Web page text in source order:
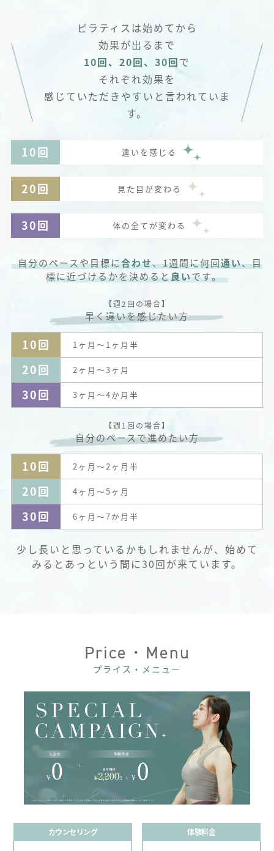
ピラティスは始めてから
効果が出るまで
10回、20回、30回で
それぞれ効果を
感じていただきやすいと言われていま
す。
10回 違いを感じる
20回 見た目が変わる
30回 体の全てが変わる
自分のペースや目標に合わせ、1週間に何回通い、目
標に近づけるかを決めると良いです。
【週2回の場合】
早く違いを感じたい方
10回 1ヶ月～1ヶ月半
20回 2ヶ月～3ヶ月
30回 3ヶ月～4か月半
【週1回の場合】
自分のペースで進めたい方
10回 2ヶ月～2ヶ月半
20回 4ヶ月～5ヶ月
30回 6ヶ月～7か月半
少し長いと思っているかもしれませんが、始めて
みるとあっという間に30回が来ています。
Price・Menu
プライス・メニュー
カウンセリング 体験料金